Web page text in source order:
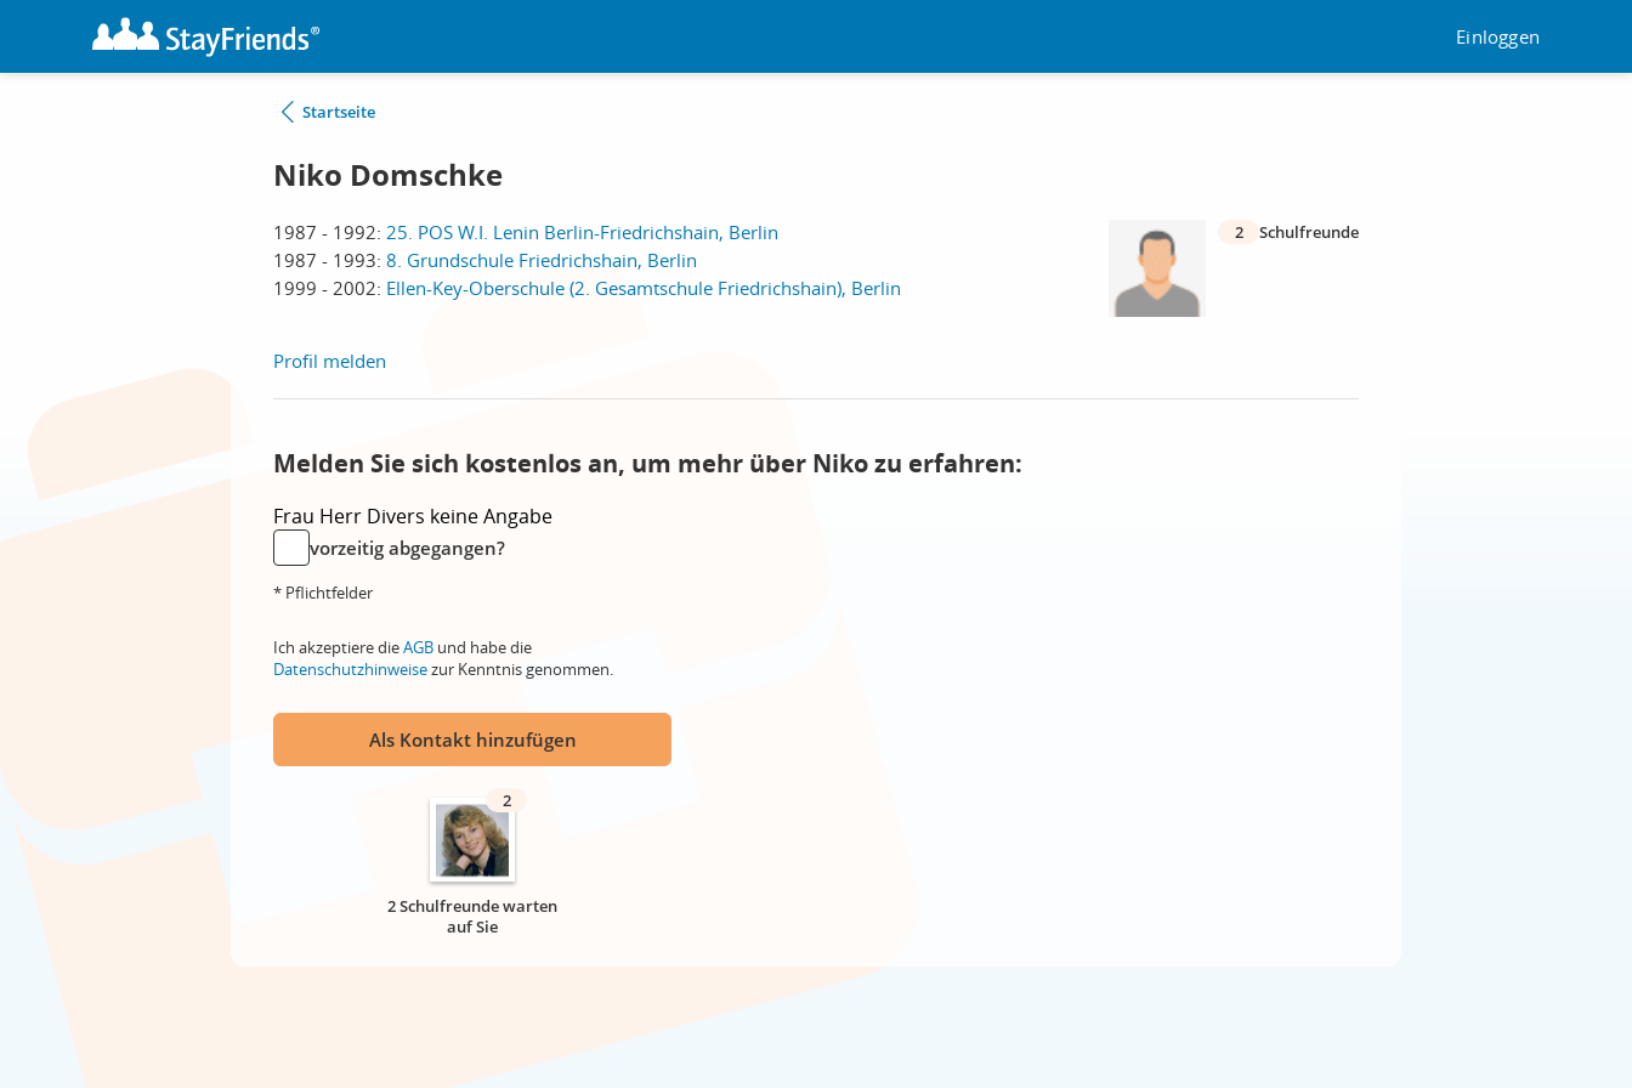
Einloggen
Startseite
Niko Domschke
1987 - 1992: 25. POS W.I. Lenin Berlin-Friedrichshain, Berlin
1987 - 1993: 8. Grundschule Friedrichshain, Berlin
1999 - 2002: Ellen-Key-Oberschule (2. Gesamtschule Friedrichshain), Berlin
2 Schulfreunde
Profil melden
Melden Sie sich kostenlos an, um mehr über Niko zu erfahren:
Frau Herr Divers keine Angabe
vorzeitig abgegangen?
* Pflichtfelder
Ich akzeptiere dieAGB und habe die
Datenschutzhinweisezur Kenntnis genommen.
Als Kontakt hinzufügen
2
2 Schulfreunde warten
auf Sie